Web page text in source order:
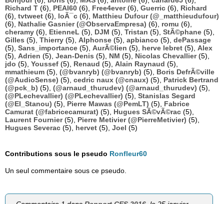
Richard T (6), PEAI60 (6), Free4ever(6), Guerric (6), Richard
(6), tvtweet (6), loÃ¯c (6), Matthieu Dufour (@_matthieudufour)
(6), Nathalie Gasnier (@ObservaEmpresa) (6), romu (6),
cheramy (6), EtienneL (5), DJM (5), Tristan (5), StÃ©phane (5),
Gilles (5), Thierry (5), Alphonse (5), apbianco (5), dePassage
(5), Sans_importance (5), AurÃ©lien (5), herve lebret (5), Alex
(5), Adrien (5), Jean-Denis (5), NM (5), Nicolas Chevallier(5),
jdo (5), Youssef (5), Renaud (5), Alain Raynaud (5),
mmathieum (5), (@bvanryb) (@bvanryb) (5), Boris DefrÃ©ville
(@AudioSense) (5), cedric naux (@cnaux) (5), Patrick Bertrand
(@pck_b) (5), (@arnaud_thurudev) (@arnaud_thurudev) (5),
(@PLechevallier) (@PLechevallier) (5), Stanislas Segard
(@El_Stanou) (5), Pierre Mawas (@PemLT) (5), Fabrice
Camurat (@fabricecamurat) (5), Hugues SÃ©vÃ©rac (5),
Laurent Fournier(5), Pierre Metivier (@PierreMetivier) (5),
Hugues Severac (5), hervet (5), Joel (5)
Contributions sous le pseudo Ronfleur60
Un seul commentaire sous ce pseudo.